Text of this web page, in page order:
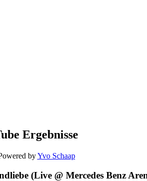
Ergebnisse
byYvo Schaap
(Live @ Mercedes Benz